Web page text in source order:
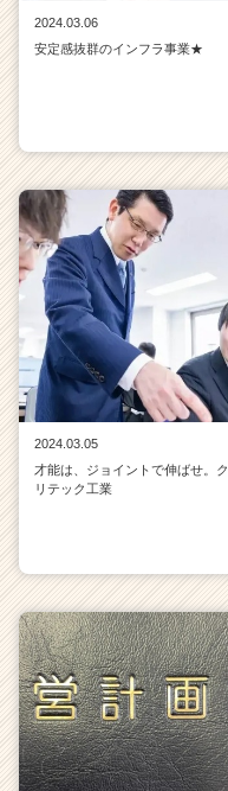
2024.03.06
安定感抜群のインフラ事業★
2024.03.05
才能は、ジョイントで伸ばせ。ク
リテック工業